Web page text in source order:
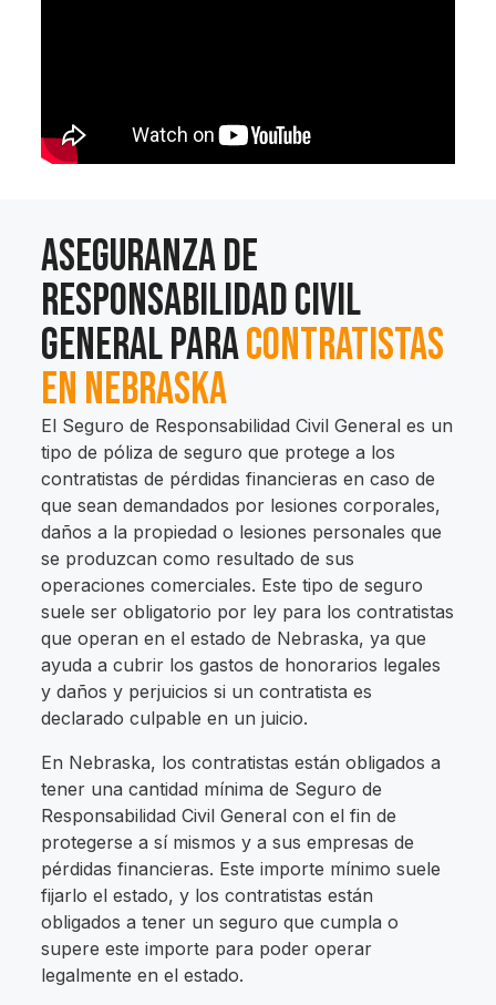
Aseguranza de
Responsabilidad Civil
General ParaContratistas
en Nebraska
El Seguro de Responsabilidad Civil General es un
tipo de póliza de seguro que protege a los
contratistas de pérdidas financieras en caso de
que sean demandados por lesiones corporales,
daños a la propiedad o lesiones personales que
se produzcan como resultado de sus
operaciones comerciales. Este tipo de seguro
suele ser obligatorio por ley para los contratistas
que operan en el estado de Nebraska, ya que
ayuda a cubrir los gastos de honorarios legales
y daños y perjuicios si un contratista es
declarado culpable en un juicio.
En Nebraska, los contratistas están obligados a
tener una cantidad mínima de Seguro de
Responsabilidad Civil General con el fin de
protegerse a sí mismos y a sus empresas de
pérdidas financieras. Este importe mínimo suele
fijarlo el estado, y los contratistas están
obligados a tener un seguro que cumpla o
supere este importe para poder operar
legalmente en el estado.